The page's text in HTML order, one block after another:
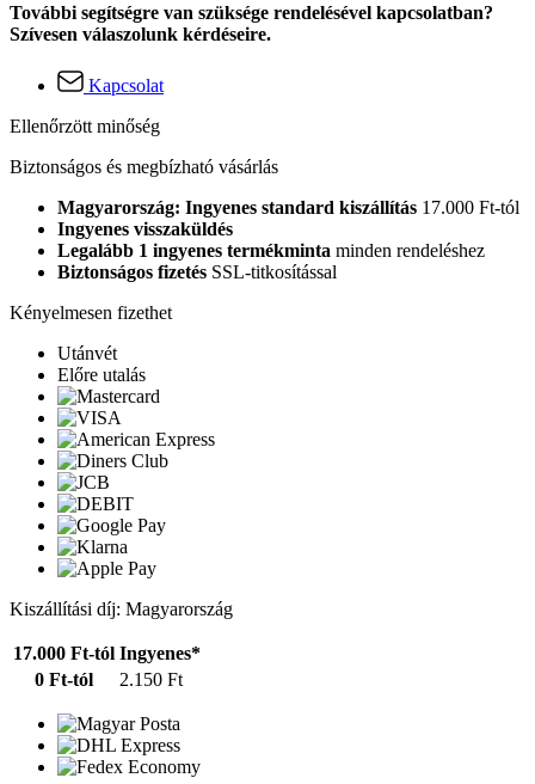
További segítségre van szüksége rendelésével kapcsolatban?
Szívesen válaszolunk kérdéseire.
Kapcsolat
Ellenőrzött minőség
Biztonságos és megbízható vásárlás
Magyarország: Ingyenes standard kiszállítás 17.000 Ft-tól
Ingyenes visszaküldés
Legalább 1 ingyenes termékminta minden rendeléshez
Biztonságos fizetés SSL-titkosítással
Kényelmesen fizethet
Utánvét
Előre utalás
Kiszállítási díj: Magyarország
17.000 Ft-tól Ingyenes*
0 Ft-tól
2.150 Ft